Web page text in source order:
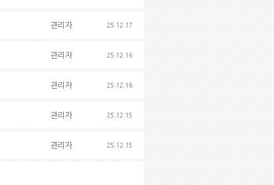
관리자 25.12.17
관리자 25.12.16
관리자 25.12.16
관리자 25.12.15
관리자 25.12.15